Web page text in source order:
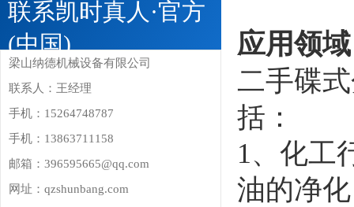
联系凯时真人·官方
(中国)
梁山纳德机械设备有限公司
联系人：王经理
手机：15264748787
手机：13863711158
邮箱：396595665@qq.com
网址：qzshunbang.com
应用领
二手碟
括：
1、化工
油的净